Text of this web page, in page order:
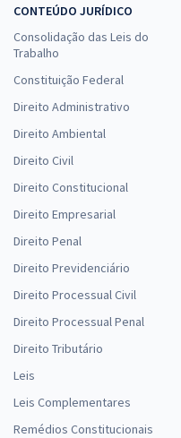
CONTEÚDO JURÍDICO
Consolidação das Leis do
Trabalho
Constituição Federal
Direito Administrativo
Direito Ambiental
Direito Civil
Direito Constitucional
Direito Empresarial
Direito Penal
Direito Previdenciário
Direito Processual Civil
Direito Processual Penal
Direito Tributário
Leis
Leis Complementares
Remédios Constitucionais